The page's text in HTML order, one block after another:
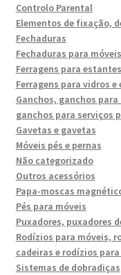
Controlo Parental
Elementos de fixação,
Fechaduras
Fechaduras para móveis
Ferragens para
Ferragens para vidros e
Ganchos, ganchos
ganchos para serviços
Gavetas e gavetas
Móveis pés e pernas
Não categorizado
Outros acessórios
Papa-moscas
Pés para móveis
Puxadores, puxadores
Rodízios para móveis,
cadeiras e rodízios
Sistemas de dobradiças